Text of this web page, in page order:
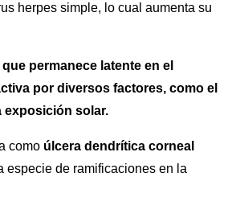
herpes simple, lo cual aumenta su
permanece latente en el
por diversos factores, como el
exposición solar.
como úlcera dendrítica corneal
especie de ramificaciones en la